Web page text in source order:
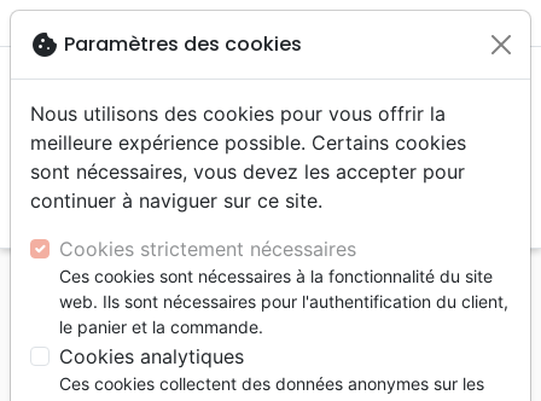
menu
Accueil Livres Recueils de chants
Adultes
J'aime l'Éternel vol.3 - Nos 722-999, recueil de
chants à spirales
cookie Paramètres des cookies
Nous utilisons des cookies pour vous offrir la
meilleure expérience possible. Certains cookies
sont nécessaires, vous devez les accepter pour
continuer à naviguer sur ce site.
Cookies strictement nécessaires
Ces cookies sont nécessaires à la fonctionnalité du site
web. Ils sont nécessaires pour l'authentification du client,
le panier et la commande.
Cookies analytiques
Ces cookies collectent des données anonymes sur les